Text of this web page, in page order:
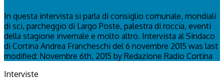
In questa intervista si parla di consiglio comunale, mondiali
di sci, parcheggio di Largo Poste, palestra di roccia, eventi
della stagione invernale e molto altro. Intervista al Sindaco
di Cortina Andrea Francheschi del 6 novembre 2015 was last
modified: Novembre 6th, 2015 by Redazione Radio Cortina
Interviste